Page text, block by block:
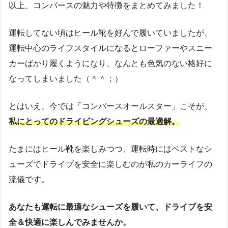
以上、コンバースの魅力や特徴をまとめてみました！
運転してない頃はヒール靴を好んで履いていましたが、
運転中心のライフスタイルになるとローファーやスニー
カーばかり履くようになり、なんとも色気のない格好に
なってしまいました（＾＾；）
とはいえ、今では「コンバースオールスター」こそが、
私にとってのドライビングシューズの最適解。
たまにはヒール靴を楽しみつつ、運転時にはベストなシ
ューズでドライブを安全に楽しむのが私のカーライフの
流儀です。
あなたも運転に最適なシューズを履いて、ドライブを安
全＆快適に楽しんでみませんか。